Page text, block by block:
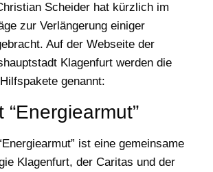
Scheider hat kürzlich im
zur Verlängerung einiger
Auf der Webseite der
Klagenfurt werden die
genannt:
“Energiearmut”
ist eine gemeinsame
Klagenfurt, der Caritas und der